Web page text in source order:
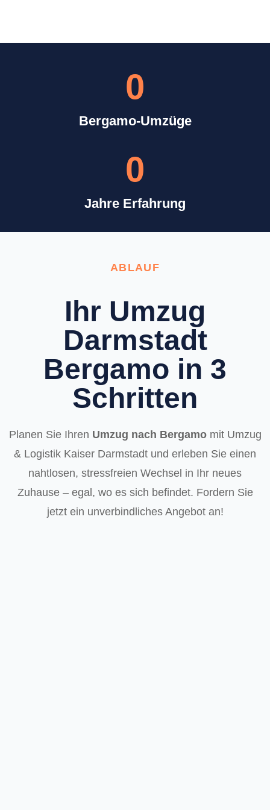
Bergamo-Umzüge
0
Jahre Erfahrung
0
ABLAUF
Ihr Umzug
Darmstadt
Bergamo in 3
Schritten
Planen Sie Ihren Umzug nach Bergamomit Umzug
& Logistik Kaiser Darmstadt und erleben Sie einen
nahtlosen, stressfreien Wechsel in Ihr neues
Zuhause – egal, wo es sich befindet. Fordern Sie
jetzt ein unverbindliches Angebot an!